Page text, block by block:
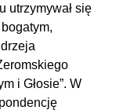
utrzymywał się
i Głosie”. W